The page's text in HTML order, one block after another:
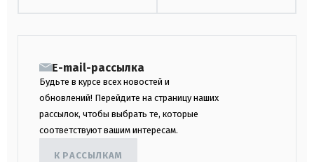
E-mail-рассылка
Будьте в курсе всех новостей и
обновлений! Перейдите на страницу наших
рассылок, чтобы выбрать те, которые
соответствуют вашим интересам.
К РАССЫЛКАМ